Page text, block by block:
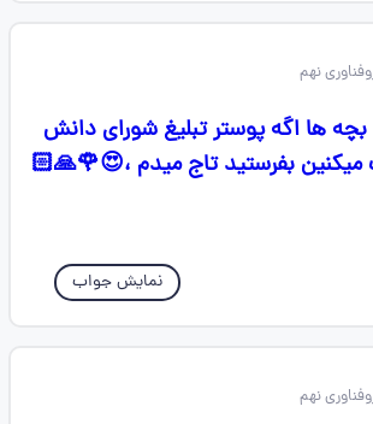
ها اگه پوستر تبلیغ شورای دانش
بفرستید تاج میدم ،😍🌹🙏🏻
نمایش جواب